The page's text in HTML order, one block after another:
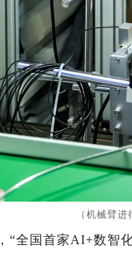
（机械臂进
国首家AI+数智